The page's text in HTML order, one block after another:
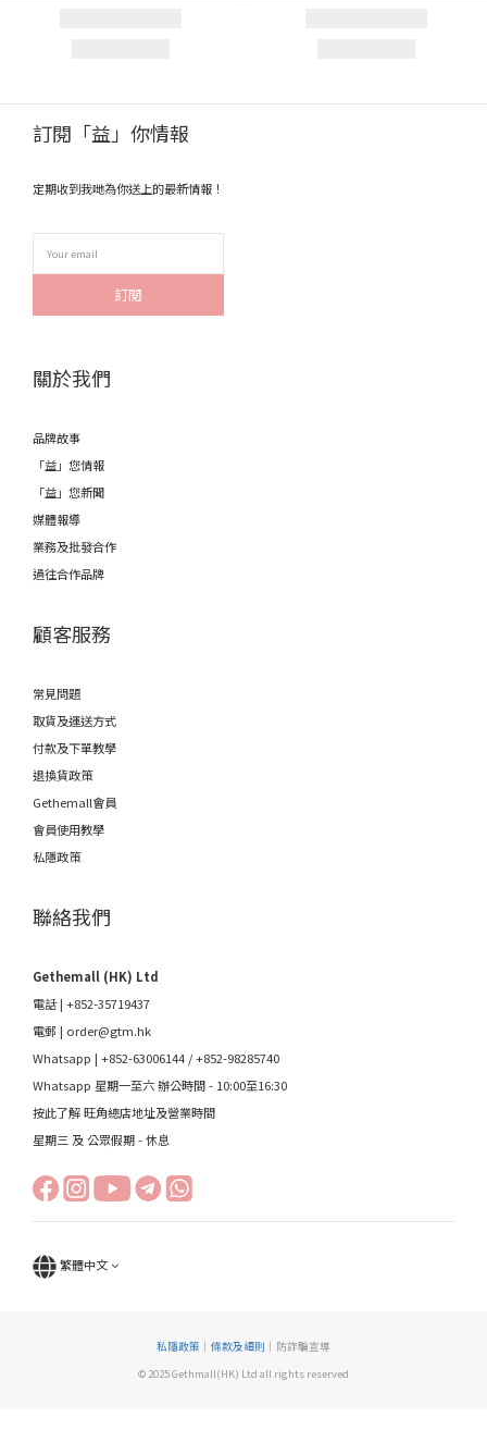
訂閱「益」你情報
定期收到我哋為你送上的最新情報！
訂閱
關於我們
品牌故事
「益」您情報
「益」您新聞
媒體報導
業務及批發合作
過往合作品牌
顧客服務
常見問題
取貨及運送方式
付款及下單教學
退換貨政策
Gethemall會員
會員使用教學
私隱政策
聯絡我們
Gethemall (HK) Ltd
電話 | +852-35719437
電郵 | order@gtm.hk
Whatsapp | +852-63006144 /+852-98285740
Whatsapp 星期一至六 辦公時間 - 10:00至16:30
按此了解 旺角總店地址及營業時間
星期三 及 公眾假期 - 休息
繁體中文
私隱政策 ｜ 條款及細則 ｜防詐騙宣導
© 2025 Gethmall(HK) Ltd all rights reserved